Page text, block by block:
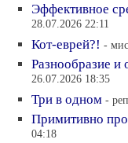
Эффективное
28.07.2026 22:11
Кот-еврей?! -
Разнообразие и
26.07.2026 18:35
Три в одном -
Примитивно
04:18